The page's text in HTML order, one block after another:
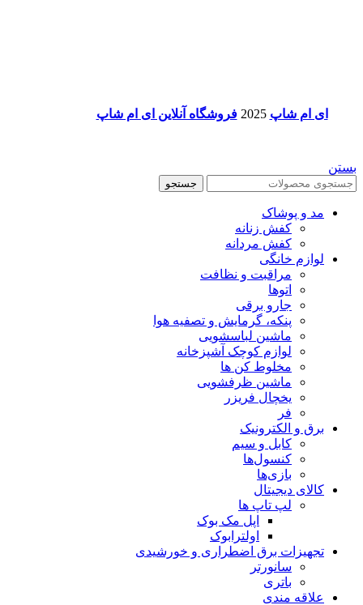
ای ام شاپ 2025 فروشگاه آنلاین ای ام شاپ
بستن
جستجو
مد و پوشاک
کفش زنانه
کفش مردانه
لوازم خانگی
مراقبت و نظافت
اتوها
جارو برقی
پنکه، گرمایش و تصفیه هوا
ماشین لباسشویی
لوازم کوچک آشپزخانه
مخلوط کن ها
ماشین ظرفشویی
یخچال فریزر
فر
برق و الکترونیک
کابل و سیم
کنسول‌ها
بازی‌ها
کالای دیجیتال
لپ تاپ ها
اپل مک بوک
اولترابوک
تجهیزات برق اضطراری و خورشیدی
سانورتر
باتری
علاقه مندی